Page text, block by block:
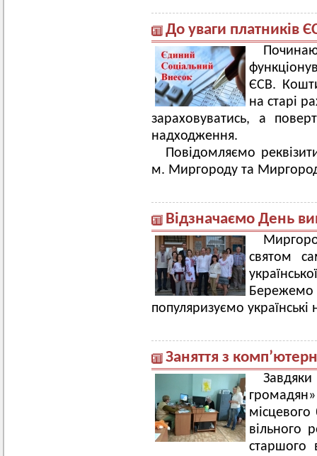
До уваги платників
ЄСВ.
на старі
зараховуватись, а
надходження.
Повідомляємо
м. Миргороду та
Відзначаємо День
святом
Бережемо
популяризуємо українські
Заняття з
Завдяки
вільного
старшого